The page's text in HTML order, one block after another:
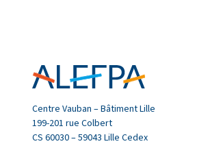
Centre Vauban – Bâtiment Lille
199-201 rue Colbert
CS 60030 – 59043 Lille Cedex